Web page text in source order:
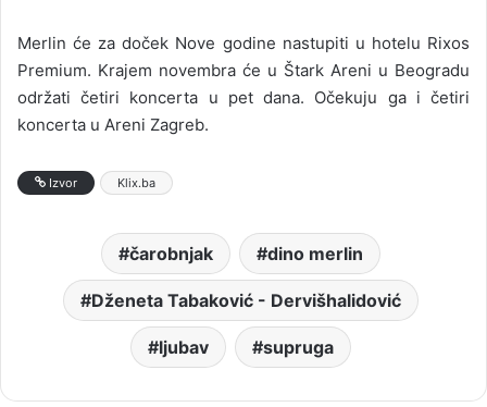
Merlin će za doček Nove godine nastupiti u hotelu Rixos
Premium. Krajem novembra će u Štark Areni u Beogradu
održati četiri koncerta u pet dana. Očekuju ga i četiri
koncerta u Areni Zagreb.
Izvor Klix.ba
čarobnjak dino merlin
Dženeta Tabaković - Dervišhalidović
ljubav supruga